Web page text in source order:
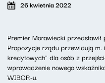
26 kwietnia 2022
Premier Morawiecki
Propozycje rządu przewidują
kredytowych" dla osób z
wprowadzenie nowego
WIBOR-u.